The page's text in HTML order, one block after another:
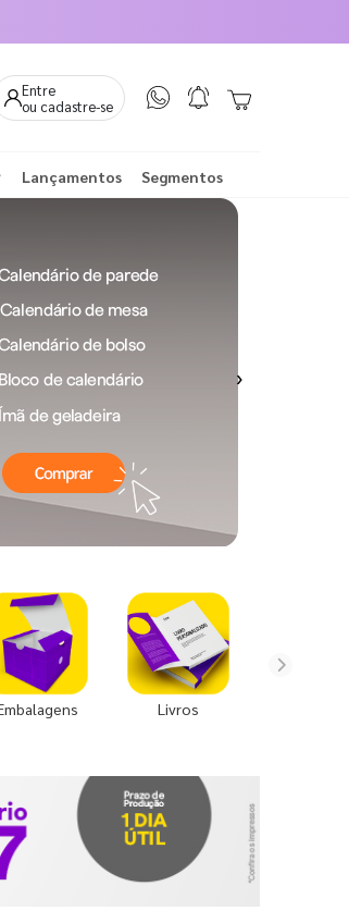
Entre
ou cadastre-se
Lançamentos Segmentos
Next
Livros